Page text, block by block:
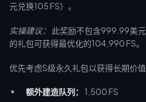
元兑换105 FS）。
实操建议： 此奖励不包含999.99美
的礼包可获得最优化的104,990 FS。
优先考虑S级永久礼包以获得长期价值
额外建造队列：
1,500 FS